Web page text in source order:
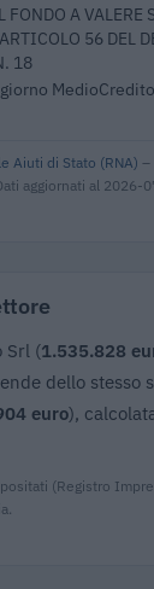
FONDO A VALERE
56 DEL
18
Aiuti di Stato (RNA) –
aggiornati al 2026-
Srl (1.535.828
dello stesso
euro),
(Registro